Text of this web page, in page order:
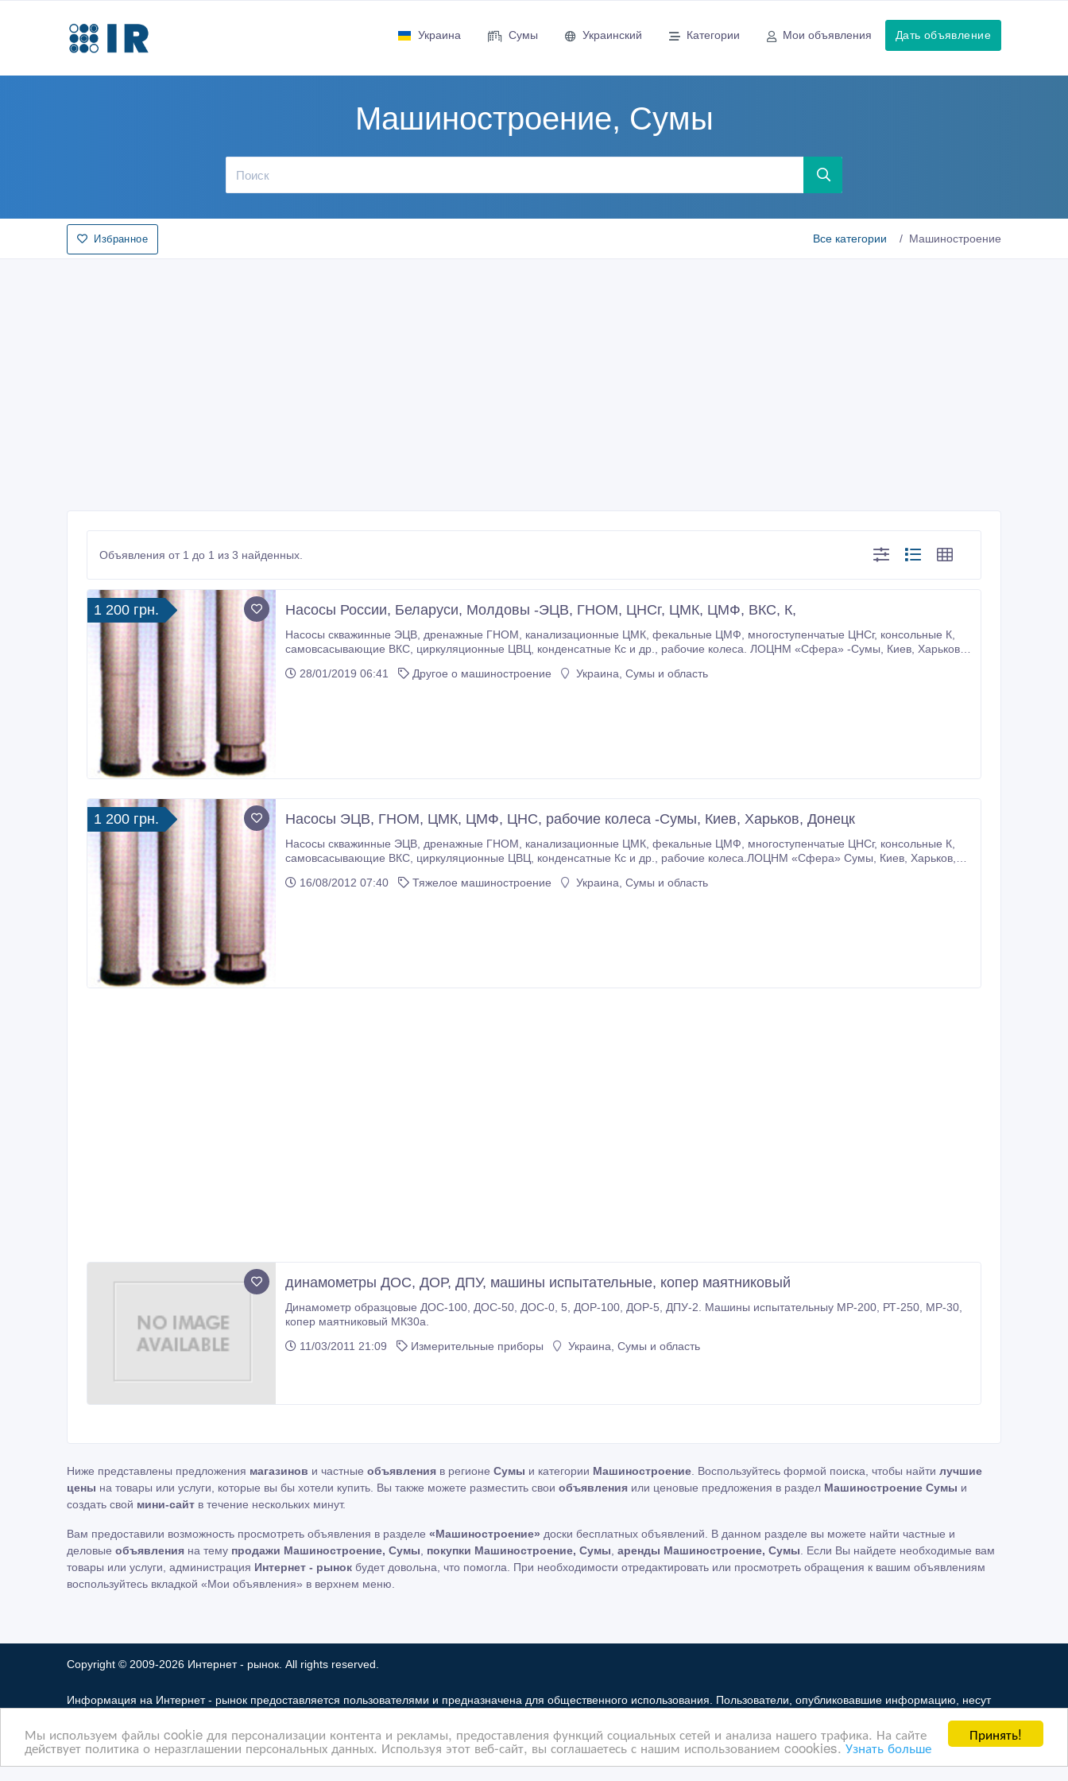
Принять!
Мы используем файлы cookie для персонализации контента и рекламы, предоставления функций социальных сетей и анализа нашего трафика. На сайте
действует политика о неразглашении персональных данных. Используя этот веб-сайт, вы соглашаетесь с нашим использованием coookies.Узнать больше
Украина Сумы Украинский Категории Мои объявления Дать объявление
Машиностроение, Сумы
Избранное Все категории Машиностроение
Объявления от 1 до 1 из 3 найденных.
1 200 грн. Насосы России, Беларуси, Молдовы -ЭЦВ, ГНОМ, ЦНСг, ЦМК, ЦМФ, ВКС, К,
Насосы скважинные ЭЦВ, дренажные ГНОМ, канализационные ЦМК, фекальные ЦМФ, многоступенчатые ЦНСг, консольные К,
самовсасывающие ВКС, циркуляционные ЦВЦ, конденсатные Кс и др., рабочие колеса. ЛОЦНМ «Сфера» -Сумы, Киев, Харьков,
28/01/2019 06:41
Другое о машиностроение Украина, Сумы и область
1 200 грн. Насосы ЭЦВ, ГНОМ, ЦМК, ЦМФ, ЦНС, рабочие колеса -Сумы, Киев, Харьков, Донецк
Насосы скважинные ЭЦВ, дренажные ГНОМ, канализационные ЦМК, фекальные ЦМФ, многоступенчатые ЦНСг, консольные К,
самовсасывающие ВКС, циркуляционные ЦВЦ, конденсатные Кс и др., рабочие колеса.ЛОЦНМ «Сфера» Сумы, Киев, Харьков,
16/08/2012 07:40
Тяжелое машиностроение Украина, Сумы и область
динамометры ДОС, ДОР, ДПУ, машины испытательные, копер маятниковый
Динамометр образцовые ДОС-100, ДОС-50, ДОС-0, 5, ДОР-100, ДОР-5, ДПУ-2. Машины испытательныу МР-200, РТ-250, МР-30,
копер маятниковый МК30а.
11/03/2011 21:09
Измерительные приборы Украина, Сумы и область
Ниже представлены предложения магазинов и частные объявления в регионе Сумы и категории Машиностроение . Воспользуйтесь формой поиска, чтобы найти лучшие
цены на товары или услуги, которые вы бы хотели купить. Вы также можете разместить свои объявления или ценовые предложения в раздел Машиностроение Сумы и
создать свой мини-сайт в течение нескольких минут.
Вам предоставили возможность просмотреть объявления в разделе «Машиностроение» доски бесплатных объявлений. В данном разделе вы можете найти частные и
деловые объявления на тему продажи Машиностроение, Сумы покупки Машиностроение, Сумы аренды Машиностроение, Сумы . Если Вы найдете необходимые вам
товары или услуги, администрация Интернет - рынок будет довольна, что помогла. При необходимости отредактировать или просмотреть обращения к вашим объявлениям
воспользуйтесь вкладкой «Мои объявления» в верхнем меню.
Copyright © 2009-2026 Интернет - рынок. All rights reserved.
Информация на Интернет - рынок предоставляется пользователями и предназначена для общественного использования. Пользователи, опубликовавшие информацию, несут
Мы не продаем и не предоставляем во временное пользование частную информацию зарегистрированных пользователей Интернет - рынок третьим лицам. Но мы можем
разглашать частную информацию в соответствии с требованиями закона в том случае, если объявление или любая другая информация ущемляет права другого лица, в целях
защиты прав собственности и безопасности пользователей. Мы также не отвечаем за правила конфиденциальности сайтов, на которые ссылается Интернет - рынок. На